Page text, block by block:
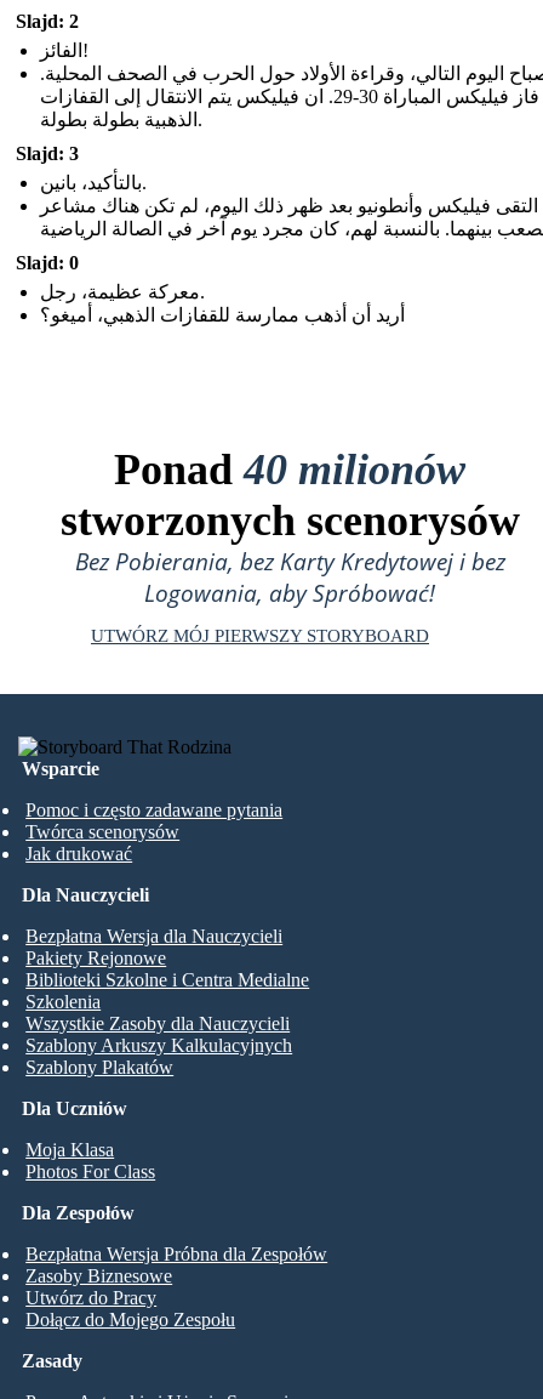
Slajd: 2
الفائز!
اليوم التالي، وقراءة الأولاد حول الحرب في الصحف المحلية.
فاز فيليكس المباراة 30-29. ان فيليكس يتم الانتقال إلى القفازات
الذهبية بطولة بطولة.
Slajd: 3
بالتأكيد، بانين.
التقى فيليكس وأنطونيو بعد ظهر ذلك اليوم، لم تكن هناك مشاعر
Slajd: 0
معركة عظيمة، رجل.
أريد أن أذهب ممارسة للقفازات الذهبي، أميغو؟
Ponad40 milionów
stworzonych scenorysów
Bez Pobierania, bez Karty Kredytowej i bez
Logowania, aby Spróbować!
UTWÓRZ MÓJ PIERWSZY STORYBOARD
Wsparcie
Pomoc i często zadawane pytania
Twórca scenorysów
Jak drukować
Dla Uczniów
Moja Klasa
Photos For Class
Dla Nauczycieli
Bezpłatna Wersja dla Nauczycieli
Pakiety Rejonowe
Biblioteki Szkolne i Centra Medialne
Szkolenia
Wszystkie Zasoby dla Nauczycieli
Szablony Arkuszy Kalkulacyjnych
Szablony Plakatów
Dla Zespołów
Bezpłatna Wersja Próbna dla Zespołów
Zasoby Biznesowe
Utwórz do Pracy
Dołącz do Mojego Zespołu
Zasady